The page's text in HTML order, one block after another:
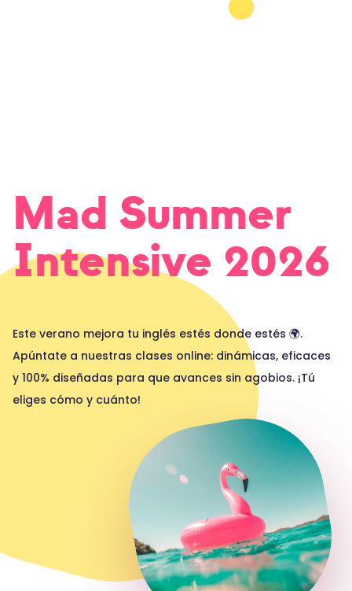
Mad Summer
Intensive 2026
Este verano mejora tu inglés estés donde estés 🌍.
Apúntate a nuestras clases online: dinámicas, eficaces
y 100% diseñadas para que avances sin agobios. ¡Tú
eliges cómo y cuánto!